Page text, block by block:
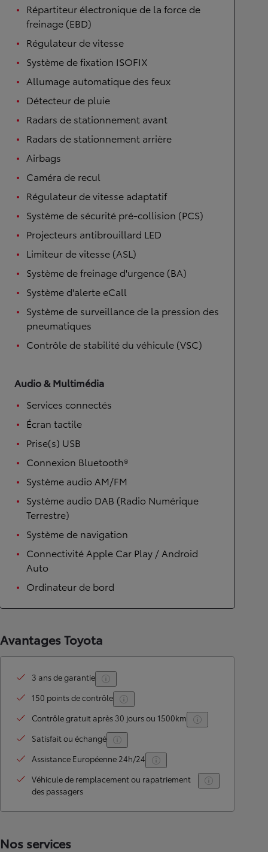
Répartiteur électronique de la force de
freinage (EBD)
Régulateur de vitesse
Système de fixation ISOFIX
Allumage automatique des feux
Détecteur de pluie
Radars de stationnement avant
Radars de stationnement arrière
Airbags
Caméra de recul
Régulateur de vitesse adaptatif
Système de sécurité pré-collision (PCS)
Projecteurs antibrouillard LED
Limiteur de vitesse (ASL)
Système de freinage d'urgence (BA)
Système d'alerte eCall
Système de surveillance de la pression des
pneumatiques
Contrôle de stabilité du véhicule (VSC)
Audio & Multimédia
Services connectés
Écran tactile
Prise(s) USB
Connexion Bluetooth®
Système audio AM/FM
Système audio DAB (Radio Numérique
Terrestre)
Système de navigation
Connectivité Apple Car Play / Android
Auto
Ordinateur de bord
Avantages Toyota
3 ans de garantie
150 points de contrôle
Contrôle gratuit après 30 jours ou 1500km
Satisfait ou échangé
Assistance Européenne 24h/24
Véhicule de remplacement ou rapatriement
des passagers
Nos services